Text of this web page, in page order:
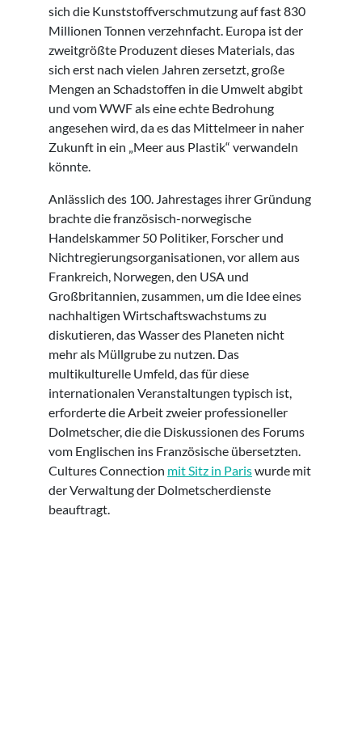
sich die Kunststoffverschmutzung auf fast 830
Millionen Tonnen verzehnfacht. Europa ist der
zweitgrößte Produzent dieses Materials, das
sich erst nach vielen Jahren zersetzt, große
Mengen an Schadstoffen in die Umwelt abgibt
und vom WWF als eine echte Bedrohung
angesehen wird, da es das Mittelmeer in naher
Zukunft in ein „Meer aus Plastik“ verwandeln
könnte.
Anlässlich des 100. Jahrestages ihrer Gründung
brachte die französisch-norwegische
Handelskammer 50 Politiker, Forscher und
Nichtregierungsorganisationen, vor allem aus
Frankreich, Norwegen, den USA und
Großbritannien, zusammen, um die Idee eines
nachhaltigen Wirtschaftswachstums zu
diskutieren, das Wasser des Planeten nicht
mehr als Müllgrube zu nutzen. Das
multikulturelle Umfeld, das für diese
internationalen Veranstaltungen typisch ist,
erforderte die Arbeit zweier professioneller
Dolmetscher, die die Diskussionen des Forums
vom Englischen ins Französische übersetzten.
Cultures Connection mit Sitz in Pariswurde mit
der Verwaltung der Dolmetscherdienste
beauftragt.